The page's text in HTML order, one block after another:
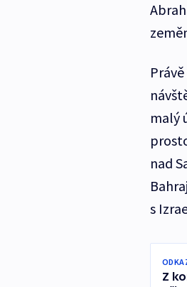
malý
nad
s
Z